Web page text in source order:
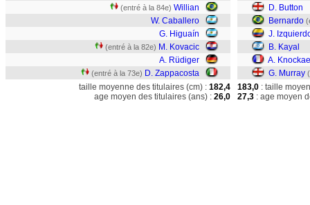
(entré à la 84e) Willian
W. Caballero
G. Higuaín
(entré à la 82e) M. Kovacic
A. Rüdiger
(entré à la 73e) D. Zappacosta
D. Button
Bernardo
J.
B. Kayal
A.
G. Murray
taille moyenne des titulaires (cm) : 182,4
age moyen des titulaires (ans) : 26,0
183,0 : taille
27,3 : age moyen